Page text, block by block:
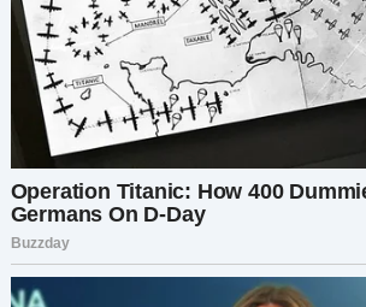
Я кивнула, чувствуя облегчение.
но я гордилась собой. И хотя
Артёмом оставались
что мы начали двигаться в
Вся эта история с машиной
важный урок: ты не можешь
как к тебе относятся другие, но
контролировать, как на это
Отстояв себя, я дала понять